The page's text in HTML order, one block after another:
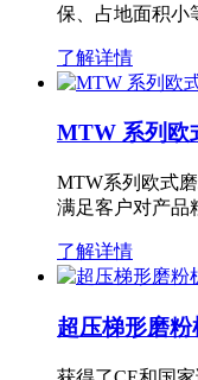
保、占地面积
了解详情
MTW 系列欧
MTW系列欧式
满足客户对产
了解详情
超压梯形磨粉